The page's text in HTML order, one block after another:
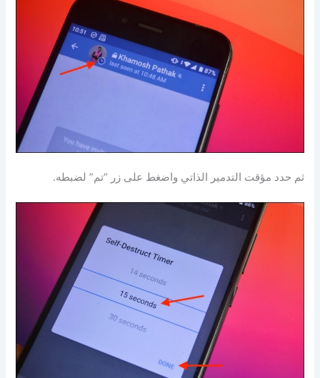
ثم حدد مؤقت التدمير الذاتي واضغط على زر “تم” لضبطه.